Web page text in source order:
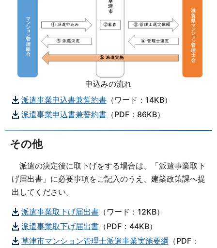
申込みの流れ
派遣事業申込書兼誓約書（ワード：14KB）
派遣事業申込書兼誓約書（PDF：86KB）
その他
派遣の決定後に取下げをする場合は、「派遣事業取下
げ届出書」に必要事項をご記入のうえ、建築政策課へ提
出してください。
派遣事業取下げ届出書（ワード：12KB）
派遣事業取下げ届出書（PDF：44KB）
草津市マンション管理士派遣事業実施要綱 （PDF：